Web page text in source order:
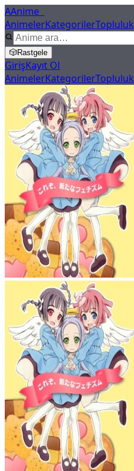
AAnime
AnimelerKategorilerTopluluk
🎲Rastgele
GirişKayıt Ol
AnimelerKategorilerTopluluk